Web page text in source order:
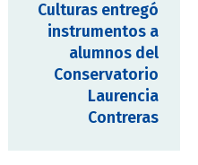
Culturas entregó
instrumentos a
alumnos del
Conservatorio
Laurencia
Contreras